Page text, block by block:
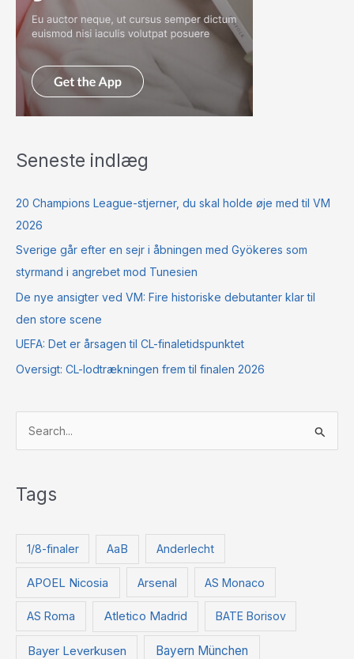
Seneste indlæg
20 Champions League-stjerner, du skal holde øje med til VM
2026
Sverige går efter en sejr i åbningen med Gyökeres som
styrmand i angrebet mod Tunesien
De nye ansigter ved VM: Fire historiske debutanter klar til
den store scene
UEFA: Det er årsagen til CL-finaletidspunktet
Oversigt: CL-lodtrækningen frem til finalen 2026
e
e
Tags
1/8-finaler AaB Anderlecht
APOEL Nicosia Arsenal AS Monaco
AS Roma Atletico Madrid BATE Borisov
Bayer Leverkusen Bayern München